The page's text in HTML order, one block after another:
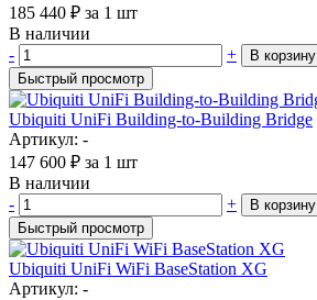
185 440 ₽ за 1 шт
В наличии
-
+
В корзину
Быстрый просмотр
Ubiquiti UniFi Building-to-Building Bridge
Артикул: -
147 600 ₽ за 1 шт
В наличии
-
+
В корзину
Быстрый просмотр
Ubiquiti UniFi WiFi BaseStation XG
Артикул: -